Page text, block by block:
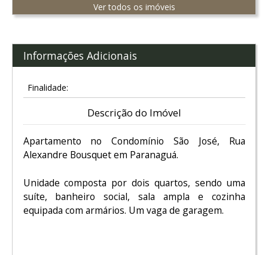
Ver todos os imóveis
Informações Adicionais
Finalidade:
Descrição do Imóvel
Apartamento no Condomínio São José, Rua
Alexandre Bousquet em Paranaguá.
Unidade composta por dois quartos, sendo uma
suíte, banheiro social, sala ampla e cozinha
equipada com armários. Um vaga de garagem.